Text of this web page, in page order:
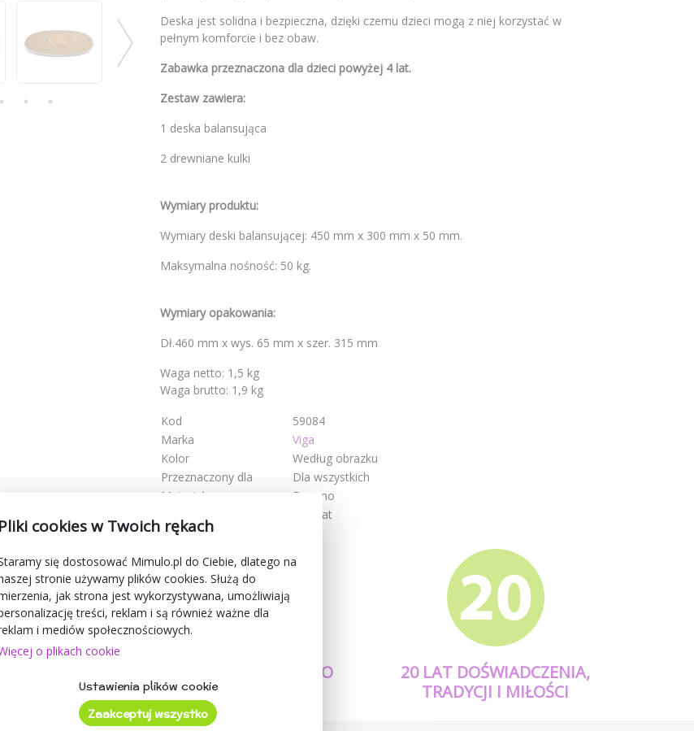
Deska jest solidna i bezpieczna, dzięki czemu dzieci mogą z niej korzystać w
pełnym komforcie i bez obaw.
Zabawka przeznaczona dla dzieci powyżej 4 lat.
Zestaw zawiera:
1 deska balansująca
2 drewniane kulki
Wymiary produktu:
Wymiary deski balansującej: 450 mm x 300 mm x 50 mm.
Maksymalna nośność: 50 kg.
Wymiary opakowania:
Dł.460 mm x wys. 65 mm x szer. 315 mm
Waga netto: 1,5 kg
Waga brutto: 1,9 kg
Kod
59084
Marka
Viga
Kolor
Według obrazku
Przeznaczony dla
Dla wszystkich
Materiał
Drewno
od 5 lat
PRODUKTY
BEZPIECZEŃSTWO
20 LAT DOŚWIADCZENIA,
TRADYCJI I MIŁOŚCI
Pliki cookies w Twoich rękach
się dostosować Mimulo.pl do Ciebie, dlatego na
stronie używamy plików cookies. Służą do
jak strona jest wykorzystywana, umożliwiają
treści, reklam i są również ważne dla
i mediów społecznościowych.
o plikach cookie
Ustawienia plików cookie
Zaakceptuj wszystko